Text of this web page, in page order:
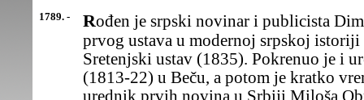
1789. - Rođen je srpski novinar i publicista Dimitrije Davidović, autor
prvog ustava u modernoj srpskoj
Sretenjski ustav (1835). Pokrenuo je i
(1813-22) u Beču, a potom je kratko
urednik prvih novina u Srbiji Miloša